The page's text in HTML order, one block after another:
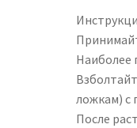
Наиболее
ложкам) с
После